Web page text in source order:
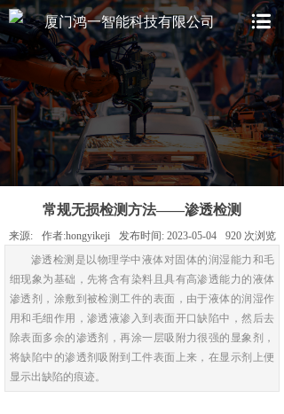
厦门鸿一智能科技有限公司
常规无损检测方法——渗透检测
来源: 作者:hongyikeji 发布时间: 2023-05-04 920 次浏览
渗透检测是以物理学中液体对固体的润湿能力和毛
细现象为基础，先将含有染料且具有高渗透能力的液体
渗透剂，涂敷到被检测工件的表面，由于液体的润湿作
用和毛细作用，渗透液渗入到表面开口缺陷中，然后去
除表面多余的渗透剂，再涂一层吸附力很强的显象剂，
将缺陷中的渗透剂吸附到工件表面上来，在显示剂上便
显示出缺陷的痕迹。